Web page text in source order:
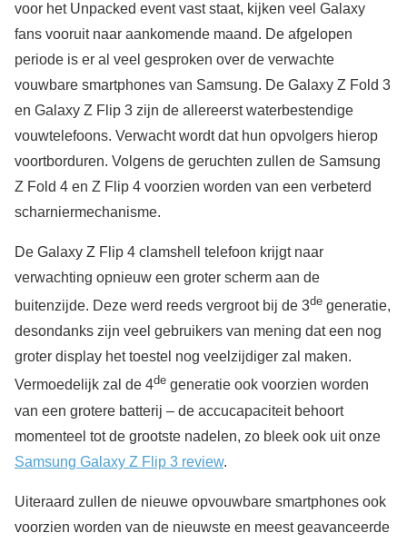
voor het Unpacked event vast staat, kijken veel Galaxy
fans vooruit naar aankomende maand. De afgelopen
periode is er al veel gesproken over de verwachte
vouwbare smartphones van Samsung. De Galaxy Z Fold 3
en Galaxy Z Flip 3 zijn de allereerst waterbestendige
vouwtelefoons. Verwacht wordt dat hun opvolgers hierop
voortborduren. Volgens de geruchten zullen de Samsung
Z Fold 4 en Z Flip 4 voorzien worden van een verbeterd
scharniermechanisme.
De Galaxy Z Flip 4 clamshell telefoon krijgt naar
verwachting opnieuw een groter scherm aan de
buitenzijde. Deze werd reeds vergroot bij de 3de generatie,
desondanks zijn veel gebruikers van mening dat een nog
groter display het toestel nog veelzijdiger zal maken.
Vermoedelijk zal de 4de generatie ook voorzien worden
van een grotere batterij – de accucapaciteit behoort
momenteel tot de grootste nadelen, zo bleek ook uit onze
Samsung Galaxy Z Flip 3 review.
Uiteraard zullen de nieuwe opvouwbare smartphones ook
voorzien worden van de nieuwste en meest geavanceerde